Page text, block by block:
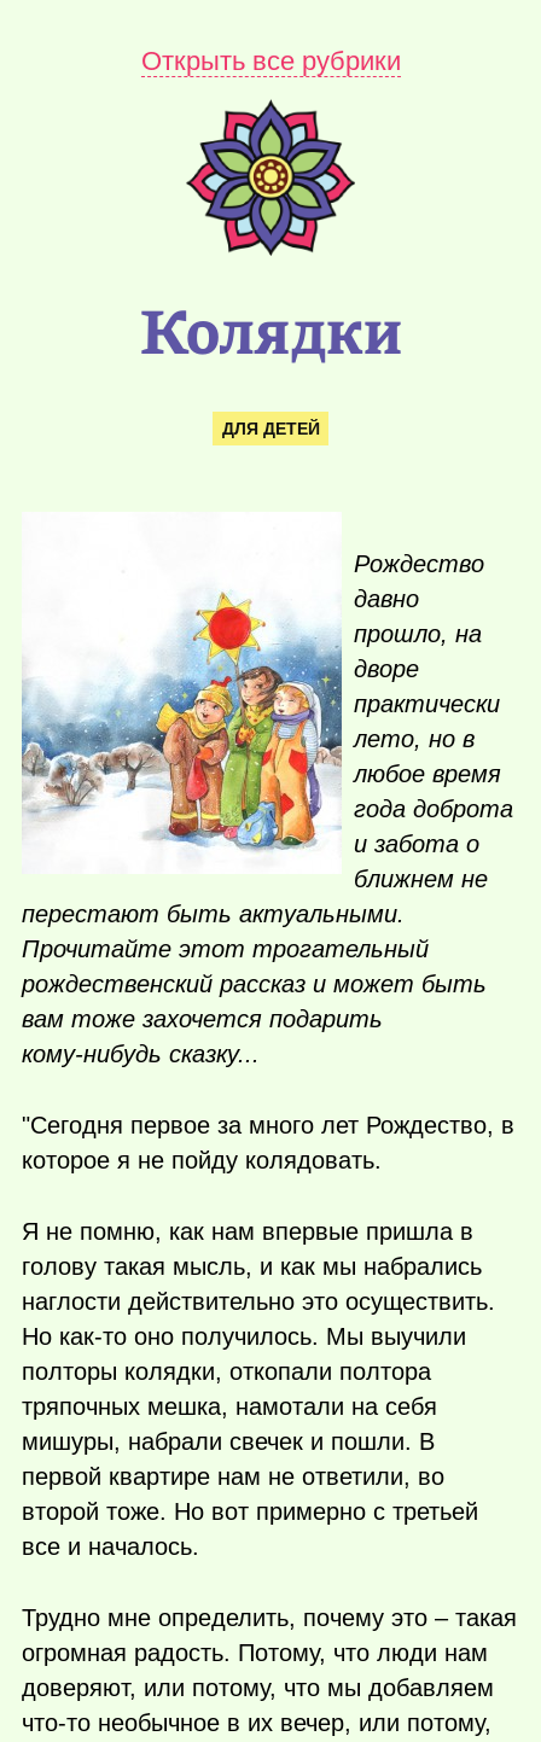
Открыть все рубрики
Колядки
ДЛЯ ДЕТЕЙ
Рождество
давно
прошло, на
дворе
практически
лето, но в
любое время
года доброта
и забота о
ближнем не
перестают быть актуальными.
Прочитайте этот трогательный
рождественский рассказ и может быть
вам тоже захочется подарить
кому-нибудь сказку...
"Сегодня первое за много лет Рождество, в
которое я не пойду колядовать.
Я не помню, как нам впервые пришла в
голову такая мысль, и как мы набрались
наглости действительно это осуществить.
Но как-то оно получилось. Мы выучили
полторы колядки, откопали полтора
тряпочных мешка, намотали на себя
мишуры, набрали свечек и пошли. В
первой квартире нам не ответили, во
второй тоже. Но вот примерно с третьей
все и началось.
Трудно мне определить, почему это – такая
огромная радость. Потому, что люди нам
доверяют, или потому, что мы добавляем
что-то необычное в их вечер, или потому,